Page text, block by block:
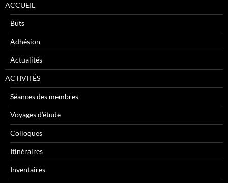
ACCUEIL
Buts
Adhésion
Actualités
ACTIVITÉS
Séances des membres
Voyages d’étude
Colloques
Itinéraires
Inventaires